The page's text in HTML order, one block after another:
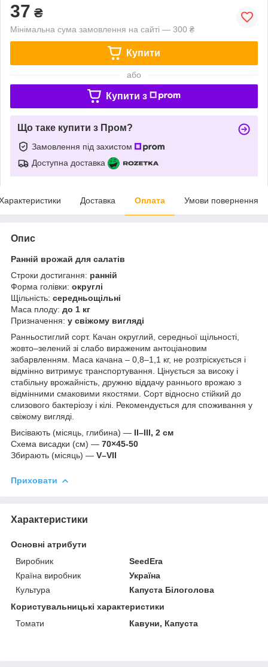
37 ₴
Мінімальна сума замовлення на сайті — 300 ₴
Купити
або
Купити з
Що таке купити з Пром?
Замовлення під захистом
Доступна доставка
Доставка Оплата Умови повернення
Опис
Ранній врожай для салатів
Строки достигання: ранній
Форма голівки: округлі
Щільність: середньощільні
Маса плоду: до 1 кг
Призначення: у свіжому вигляді
Ранньостиглий сорт. Качан округлий, середньої щільності,
жовто–зелений зі слабо вираженим антоціановим
забарвленням. Маса качана – 0,8–1,1 кг, не розтріскується і
відмінно витримує транспортування. Цінується за високу і
стабільну врожайність, дружню віддачу раннього врожаю з
відмінними смаковими якостями. Сорт відносно стійкий до
слизового бактеріозу і кілі. Рекомендується для споживання у
свіжому вигляді.
Висівають (місяць, глибина) — II–III, 2 см
Схема висадки (см) — 70×45-50
Збирають (місяць) — V–VII
Приховати
Характеристики
Основні атрибути
Виробник
SeedEra
Країна виробник
Україна
Культура
Капуста Білоголова
Користувальницькі характеристики
Томати
Кавуни, Капуста